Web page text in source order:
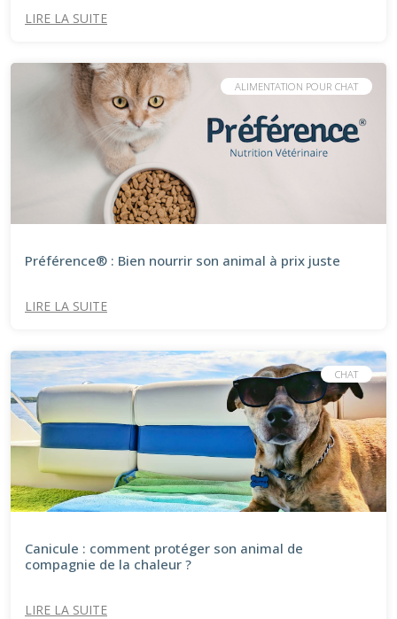
LIRE LA SUITE
ALIMENTATION POUR CHAT
Préférence® : Bien nourrir son animal à prix juste
LIRE LA SUITE
CHAT
Canicule : comment protéger son animal de
compagnie de la chaleur ?
LIRE LA SUITE